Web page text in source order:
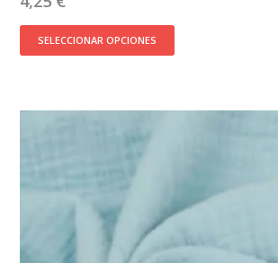
SELECCIONAR OPCIONES